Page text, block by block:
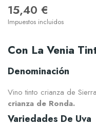
15,40 €
Impuestos incluidos
Con La Venia
Denominación
Vino tinto crianza de
crianza de Ronda.
Variedades De Uva